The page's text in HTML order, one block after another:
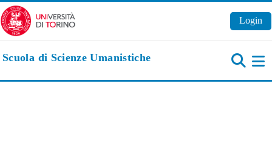
Vai al contenuto principale
Login
Scuola di Scienze Umanistiche